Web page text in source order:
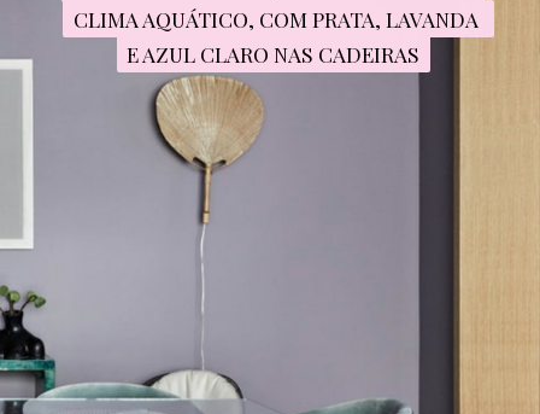
CLIMA AQUÁTICO, COM PRATA, LAVANDA
E AZUL CLARO NAS CADEIRAS
CLIMA AQUÁTICO, COM PRATA, LAVANDA
E AZUL CLARO NAS CADEIRAS